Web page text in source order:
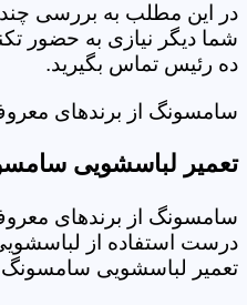
در این مطلب به بررسی چند
شما دیگر نیازی به حضور
ده رئیس تماس بگیرید.
سامسونگ از برندهای
تعمیر لباسشویی
سامسونگ از برندهای
درست استفاده از
تعمیر لباسشویی سامسونگ